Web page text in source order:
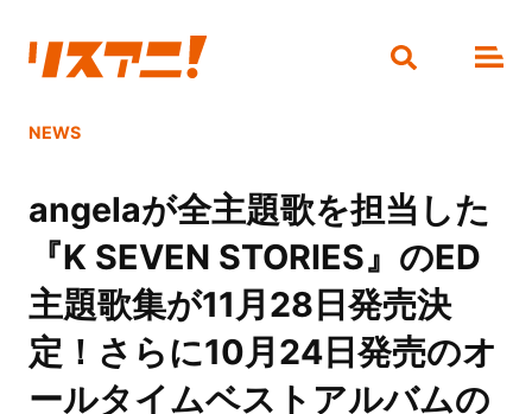
NEWS
angelaが全主題歌を担当した
『K SEVEN STORIES』のED
主題歌集が11月28日発売決
定！さらに10月24日発売のオ
ールタイムベストアルバムの